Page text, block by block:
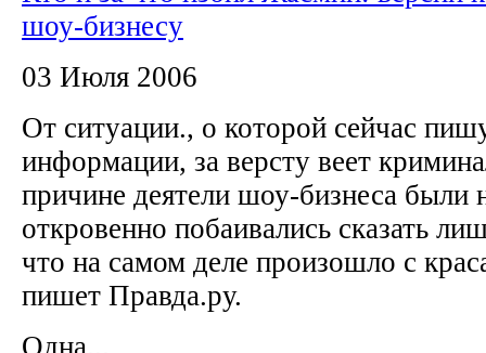
шоу-бизнесу
03 Июля 2006
От ситуации., о которой сейчас
информации, за версту веет
причине деятели шоу-бизнеса были
откровенно побаивались сказать
что на самом деле произошло с
пишет Правда.ру.
Одна...